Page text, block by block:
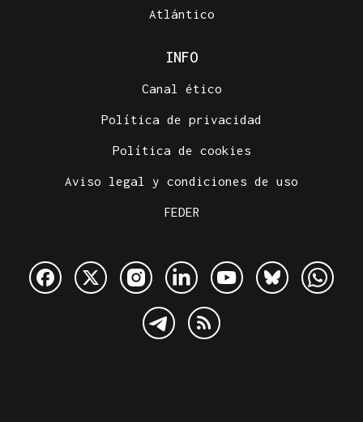
Atlántico
INFO
Canal ético
Política de privacidad
Política de cookies
Aviso legal y condiciones de uso
FEDER